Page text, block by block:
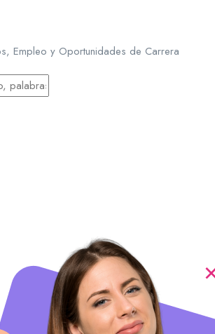
Empleo y Oportunidades de Carrera